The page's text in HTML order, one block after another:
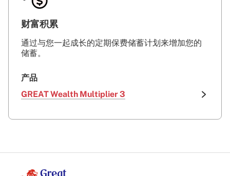
财富积累
通过与您一起成长的定期保费储蓄计划来增加您的
储蓄。
产品
GREAT Wealth Multiplier 3